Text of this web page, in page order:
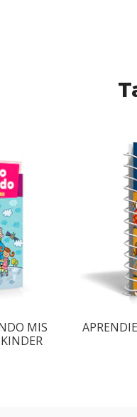
MIS